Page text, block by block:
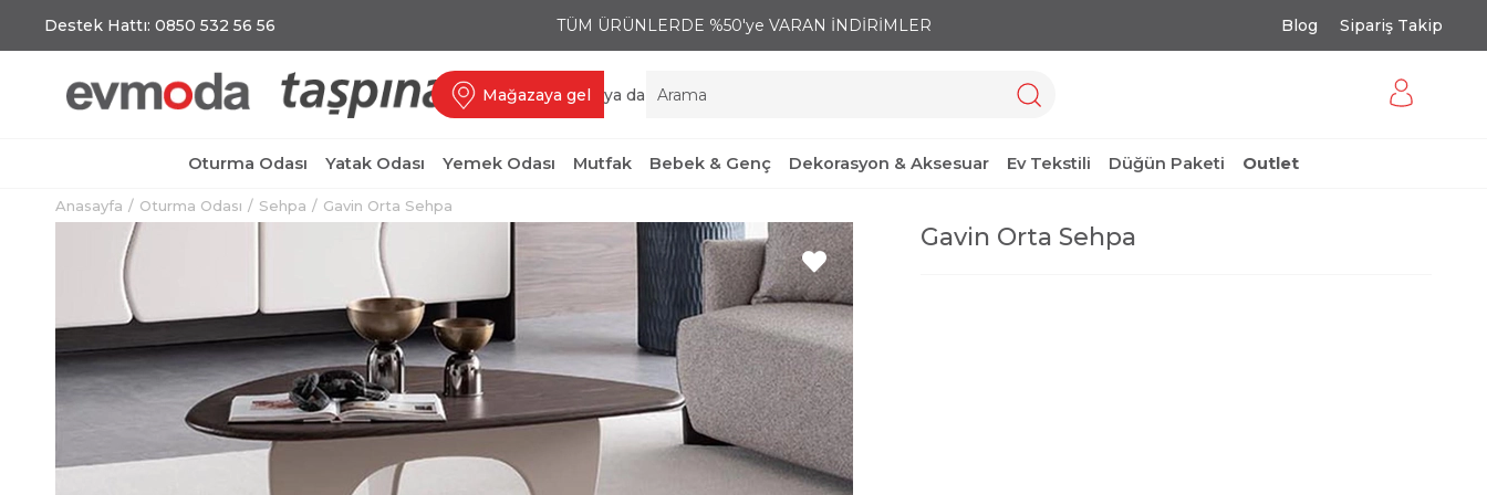
Destek Hattı: 0850 532 56 56 TÜM ÜRÜNLERDE %50'ye VARAN İNDİRİMLER Blog Sipariş Takip
Mağazaya gel ya da
Oturma Odası Yatak Odası Yemek Odası Mutfak Bebek & Genç Dekorasyon & Aksesuar Ev Tekstili Düğün Paketi Outlet
Anasayfa Oturma Odası Sehpa Gavin Orta Sehpa
Gavin Orta Sehpa